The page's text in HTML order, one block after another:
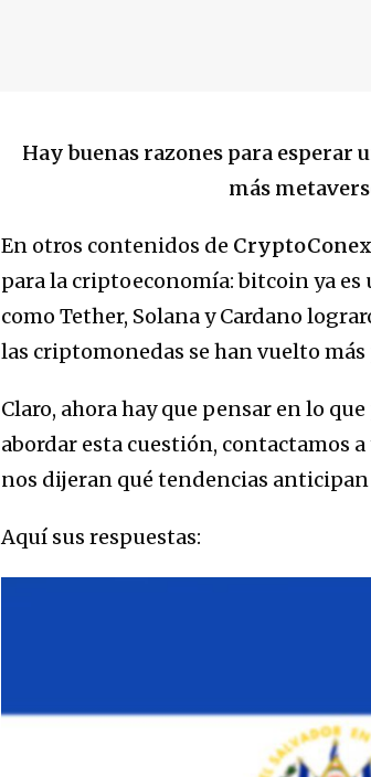
Hay buenas razones para esperar
más
En otros contenidos de
para la criptoeconomía: bitcoin ya es
como Tether, Solana y Cardano
las criptomonedas se han vuelto
Claro, ahora hay que pensar en lo
abordar esta cuestión, contactamos
nos dijeran qué tendencias anticipan
Aquí sus respuestas: